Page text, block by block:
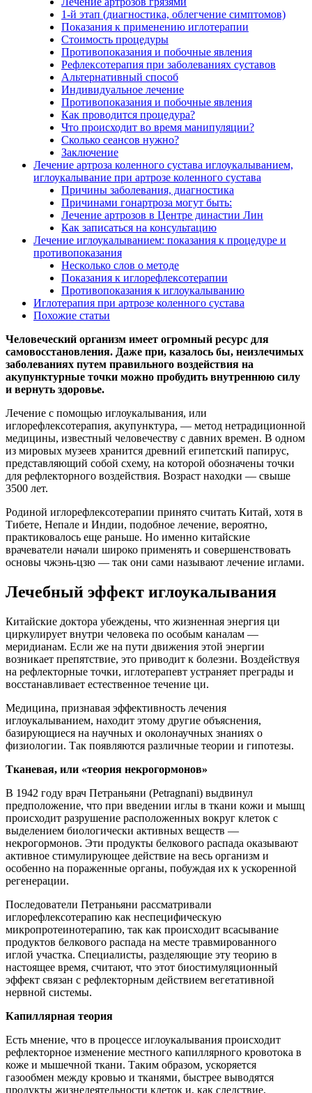
1-й этап (диагностика, облегчение симптомов)
Показания к применению иглотерапии
Стоимость процедуры
Противопоказания и побочные явления
Рефлексотерапия при заболеваниях суставов
Альтернативный способ
Индивидуальное лечение
Противопоказания и побочные явления
Как проводится процедура?
Что происходит во время манипуляции?
Сколько сеансов нужно?
Заключение
Лечение артроза коленного сустава иглоукалыванием,
иглоукалывание при артрозе коленного сустава
Причины заболевания, диагностика
Причинами гонартроза могут быть:
Лечение артрозов в Центре династии Лин
Как записаться на консультацию
Лечение иглоукалыванием: показания к процедуре и
противопоказания
Несколько слов о методе
Показания к иглорефлексотерапии
Противопоказания к иглоукалыванию
Иглотерапия при артрозе коленного сустава
Похожие статьи
Человеческий организм имеет огромный ресурс для
самовосстановления. Даже при, казалось бы, неизлечимых
заболеваниях путем правильного воздействия на
акупунктурные точки можно пробудить внутреннюю силу
и вернуть здоровье.
Лечение с помощью иглоукалывания, или
иглорефлексотерапия, акупунктура, — метод нетрадиционной
медицины, известный человечеству с давних времен. В одном
из мировых музеев хранится древний египетский папирус,
представляющий собой схему, на которой обозначены точки
для рефлекторного воздействия. Возраст находки — свыше
3500 лет.
Родиной иглорефлексотерапии принято считать Китай, хотя в
Тибете, Непале и Индии, подобное лечение, вероятно,
практиковалось еще раньше. Но именно китайские
врачеватели начали широко применять и совершенствовать
основы чжэнь-цзю — так они сами называют лечение иглами.
Лечебный эффект иглоукалывания
Китайские доктора убеждены, что жизненная энергия ци
циркулирует внутри человека по особым каналам —
меридианам. Если же на пути движения этой энергии
возникает препятствие, это приводит к болезни. Воздействуя
на рефлекторные точки, иглотерапевт устраняет преграды и
восстанавливает естественное течение ци.
Медицина, признавая эффективность лечения
иглоукалыванием, находит этому другие объяснения,
базирующиеся на научных и околонаучных знаниях о
физиологии. Так появляются различные теории и гипотезы.
Тканевая, или «теория некрогормонов»
В 1942 году врач Петраньяни (Petragnani) выдвинул
предположение, что при введении иглы в ткани кожи и мышц
происходит разрушение расположенных вокруг клеток с
выделением биологически активных веществ —
некрогормонов. Эти продукты белкового распада оказывают
активное стимулирующее действие на весь организм и
особенно на пораженные органы, побуждая их к ускоренной
регенерации.
Последователи Петраньяни рассматривали
иглорефлексотерапию как неспецифическую
микропротеинотерапию, так как происходит всасывание
продуктов белкового распада на месте травмированного
иглой участка. Специалисты, разделяющие эту теорию в
настоящее время, считают, что этот биостимуляционный
эффект связан с рефлекторным действием вегетативной
нервной системы.
Капиллярная теория
Есть мнение, что в процессе иглоукалывания происходит
рефлекторное изменение местного капиллярного кровотока в
коже и мышечной ткани. Таким образом, ускоряется
газообмен между кровью и тканями, быстрее выводятся
продукты жизнедеятельности клеток и, как следствие,